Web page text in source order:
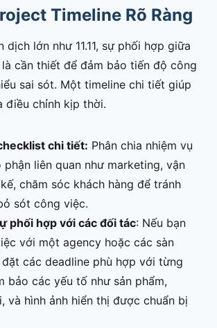
Timeline Rõ Ràng
dịch lớn như 11.11, sự phối hợp giữa
cần thiết để đảm bảo tiến độ công
sai sót. Một timeline chi tiết giúp
điều chỉnh kịp thời.
chi tiết: Phân chia nhiệm vụ
liên quan như marketing, vận
chăm sóc khách hàng để tránh
sót công việc.
phối hợp với các đối tác: Nếu bạn
với một agency hoặc các sàn
các deadline phù hợp với từng
bảo các yếu tố như sản phẩm,
và hình ảnh hiển thị được chuẩn bị